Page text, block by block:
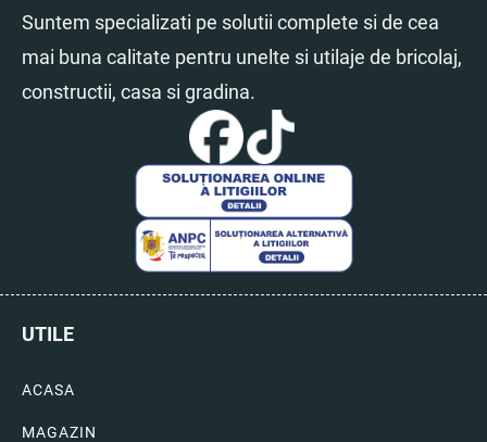
Suntem specializati pe solutii complete si de cea
mai buna calitate pentru unelte si utilaje de bricolaj,
constructii, casa si gradina.
UTILE
ACASA
MAGAZIN